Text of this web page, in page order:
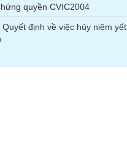
quyền CVIC2004
định về việc hủy niêm yết